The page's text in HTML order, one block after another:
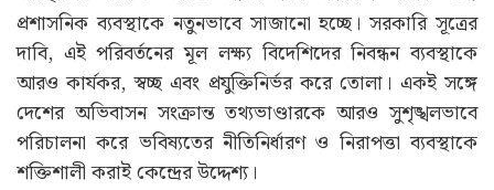
প্রশাসনিক ব্যবস্থাকে নতুনভাবে সাজানো হচ্ছে। সরকারি সূত্রের
দাবি, এই পরিবর্তনের মূল লক্ষ্য বিদেশিদের নিবন্ধন ব্যবস্থাকে
আরও কার্যকর, স্বচ্ছ এবং প্রযুক্তিনির্ভর করে তোলা। একই সঙ্গে
দেশের অভিবাসন সংক্রান্ত তথ্যভাণ্ডারকে আরও সুশৃঙ্খলভাবে
পরিচালনা করে ভবিষ্যতের নীতিনির্ধারণ ও নিরাপত্তা ব্যবস্থাকে
শক্তিশালী করাই কেন্দ্রের উদ্দেশ্য।